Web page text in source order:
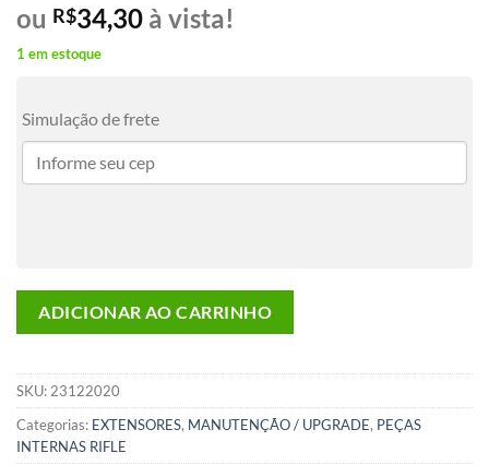
ou R$34,30 à vista!
1 em estoque
Simulação de frete
ADICIONAR AO CARRINHO
SKU:23122020
Categorias: EXTENSORES, MANUTENÇÃO / UPGRADE, PEÇAS
INTERNAS RIFLE